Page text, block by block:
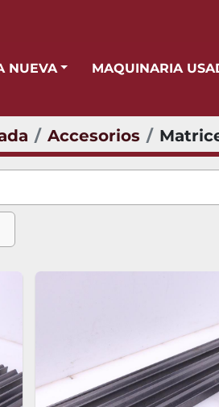
NUEVA MAQUINARIA
Accesorios